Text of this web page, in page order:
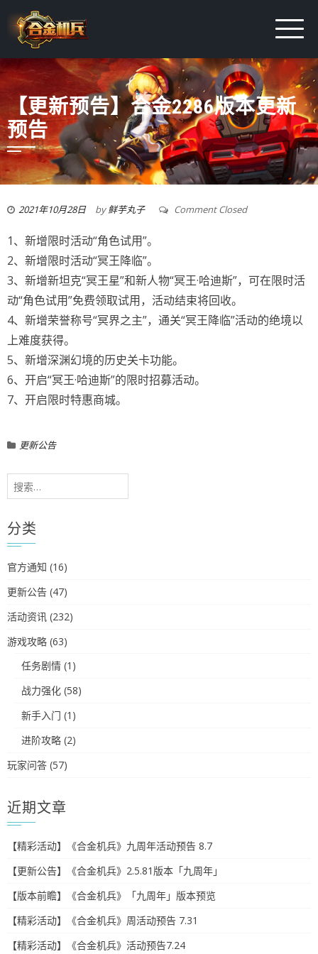
【更新预告】合金2286版本更新
预告
2021年10月28日 by鲜芋丸子 Comment Closed
1、新增限时活动“角色试用”。
2、新增限时活动“冥王降临”。
3、新增新坦克“冥王星”和新人物“冥王·哈迪斯”，可在限时活
动“角色试用”免费领取试用，活动结束将回收。
4、新增荣誉称号“冥界之主”，通关“冥王降临”活动的绝境以
上难度获得。
5、新增深渊幻境的历史关卡功能。
6、开启“冥王·哈迪斯”的限时招募活动。
7、开启限时特惠商城。
更新公告
搜
索：
分类
官方通知 (16)
更新公告 (47)
活动资讯 (232)
游戏攻略 (63)
任务剧情 (1)
战力强化 (58)
新手入门 (1)
进阶攻略 (2)
玩家问答 (57)
近期文章
【精彩活动】《合金机兵》九周年活动预告 8.7
【更新公告】《合金机兵》2.5.81版本「九周年」
【版本前瞻】《合金机兵》「九周年」版本预览
【精彩活动】《合金机兵》周活动预告 7.31
【精彩活动】《合金机兵》活动预告7.24